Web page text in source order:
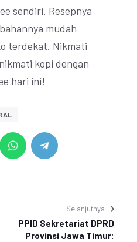
sendiri. Resepnya
mudah
terdekat. Nikmati
kopi dengan
hari ini!
Selanjutnya
PPID Sekretariat DPRD
Provinsi Jawa Timur: